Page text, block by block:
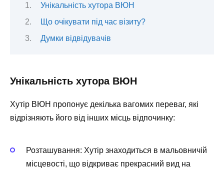
Унікальність хутора ВЮН
Що очікувати під час візиту?
Думки відвідувачів
Унікальність хутора ВЮН
Хутір ВЮН пропонує декілька вагомих переваг, які
відрізняють його від інших місць відпочинку:
Розташування: Хутір знаходиться в мальовничій
місцевості, що відкриває прекрасний вид на